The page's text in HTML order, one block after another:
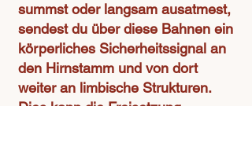
summst oder langsam ausatmest,
sendest du über diese Bahnen ein
körperliches Sicherheitssignal an
den Hirnstamm und von dort
weiter an limbische Strukturen.
Dies kann die Freisetzung